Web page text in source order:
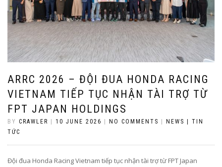
ARRC 2026 – ĐỘI ĐUA HONDA RACING
VIETNAM TIẾP TỤC NHẬN TÀI TRỢ TỪ
FPT JAPAN HOLDINGS
BY CRAWLER 10 JUNE 2026 NO COMMENTS
NEWS | TIN
TỨC
Đội đua Honda Racing Vietnam tiếp tục nhận tài trợ từ FPT Japan